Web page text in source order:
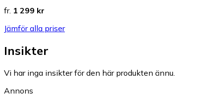
fr. 1 299 kr
Jämför alla priser
Insikter
Vi har inga insikter för den här produkten ännu.
Annons